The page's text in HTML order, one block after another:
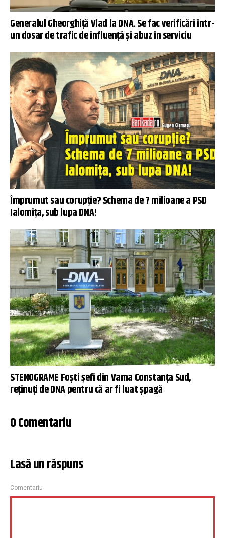
Generalul Gheorghiță Vlad la DNA. Se fac verificări într-
un dosar de trafic de influență și abuz în serviciu
Împrumut sau corupție? Schema de 7 milioane a PSD
Ialomița, sub lupa DNA!
STENOGRAME Foști șefi din Vama Constanța Sud,
reținuți de DNA pentru că ar fi luat șpagă
0 Comentariu
Lasă un răspuns
Comentariu